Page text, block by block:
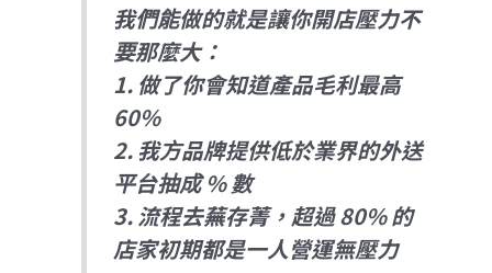
我們能做的就是讓你開店壓力不
要那麼大：
1. 做了你會知道產品毛利最高
60%
2. 我方品牌提供低於業界的外送
平台抽成 % 數
3. 流程去蕪存菁，超過 80% 的
店家初期都是一人營運無壓力